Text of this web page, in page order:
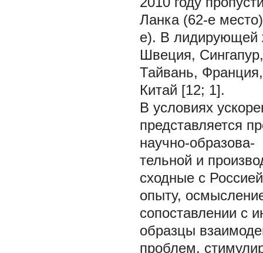
Ланка (62-е
е). В лидирующей
Швеция,
Тайвань,
Китай [12; 1].
В условиях
представляется
научно-образова-
тельной и
сходные с
опыту,
сопоставлении с
образцы
проблем,